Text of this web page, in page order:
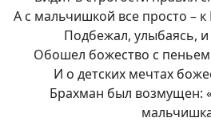
А с мальчишкой все просто – к
Подбежал, улыбаясь,
Обошел божество с пеньем
И о детских мечтах
Брахман был возмущен: